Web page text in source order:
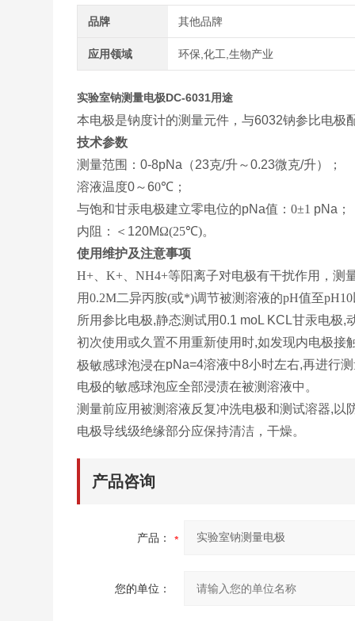
品牌 其他品牌
应用领域 环保,化工,生物产业
实验室钠测量电极DC-6031​用途
本电极是钠度计的测量元件，与6032钠参比电极
技术参数
测量范围：0-8pNa （23克/升～0.23微克/升）；
溶液温度0～60℃；
与饱和甘汞电极建立零电位的pNa值：0±1 pNa ；
内阻：＜ 120MΩ(25℃)。
使用维护及注意事项
H+ 、K+、NH4+等阳离子对电极有干扰作用，测
用0.2M二异丙胺(或*)调节被测溶液的pH值至
所用参比电极,静态测试用0.1 moL KCL甘汞电极,
初次使用或久置不用重新使用时,如发现内电极接
极敏感球泡浸在pNa=4溶液中8小时左右,再进行
电极的敏感球泡应全部浸渍在被测溶液中。
测量前应用被测溶液反复冲洗电极和测试溶器, 以
电极导线级绝缘部分应保持清洁，干燥。
产品咨询
产品：
您的单位：